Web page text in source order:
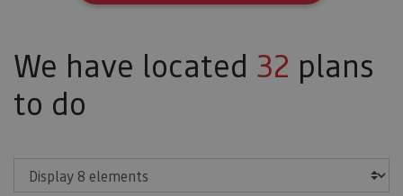
We have located 32 plans
to do